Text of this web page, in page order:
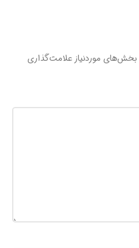
بخش‌های موردنیاز علامت‌گذاری